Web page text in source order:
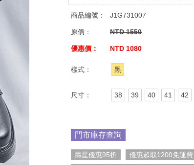
商品編號： J1G731007
原價： NTD 1550
優惠價： NTD 1080
樣式： 黑
尺寸： 38 39 40 41 42
門市庫存查詢
壽星優惠95折
優惠超取1200免運費